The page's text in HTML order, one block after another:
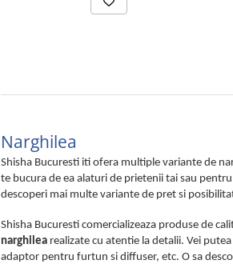
Narghilea
Shisha Bucuresti iti ofera multiple variante de
te bucura de ea alaturi de prietenii tai sau
descoperi mai multe variante de pret si
Shisha Bucuresti comercializeaza produse de
narghilea realizate cu atentie la detalii. Vei
adaptor pentru furtun si diffuser, etc. O sa